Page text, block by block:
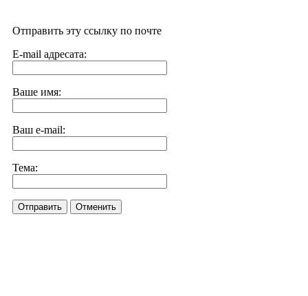
Отправить эту ссылку по почте
E-mail адресата:
Ваше имя:
Ваш e-mail:
Тема:
Отправить Отменить